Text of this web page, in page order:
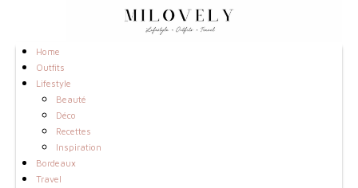
Home
Outfits
Lifestyle
Beauté
Déco
Recettes
Inspiration
Bordeaux
Travel